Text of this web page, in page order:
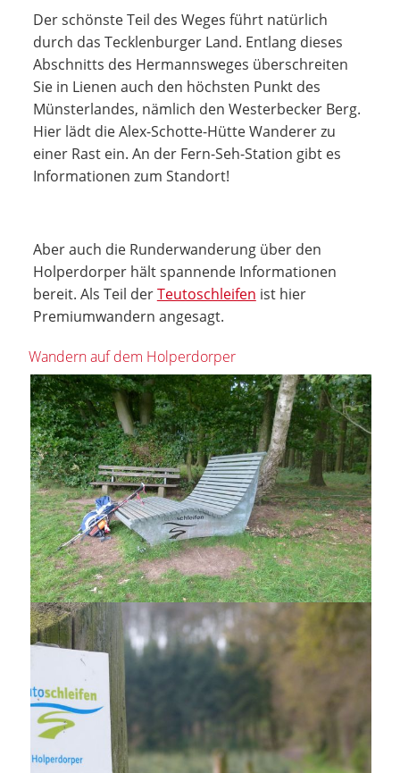
Der schönste Teil des Weges führt natürlich
durch das Tecklenburger Land. Entlang dieses
Abschnitts des Hermannsweges überschreiten
Sie in Lienen auch den höchsten Punkt des
Münsterlandes, nämlich den Westerbecker Berg.
Hier lädt die Alex-Schotte-Hütte Wanderer zu
einer Rast ein. An der Fern-Seh-Station gibt es
Informationen zum Standort!
Aber auch die Runderwanderung über den
Holperdorper hält spannende Informationen
bereit. Als Teil derTeutoschleifen ist hier
Premiumwandern angesagt.
Wandern auf dem Holperdorper